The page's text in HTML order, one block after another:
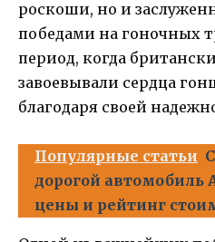
роскоши, но и
победами на гоночных
период, когда
завоевывали сердца
благодаря своей
Популярные статьи
дорогой автомобиль
цены и рейтинг